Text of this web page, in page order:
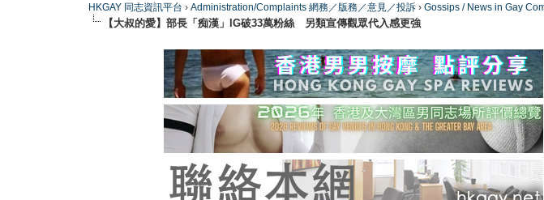
HKGAY 同志資訊平台 ›Administration/Complaints 網務／版務／意見／投訴 ›Gossips / News in Gay
【大叔的愛】部長「痴漢」IG破33萬粉絲 另類宣傳觀眾代入感更強